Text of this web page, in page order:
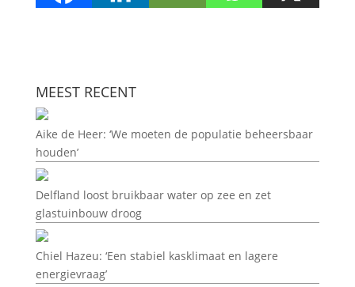
MEEST RECENT
Aike de Heer: ‘We moeten de populatie beheersbaar
houden’
Delfland loost bruikbaar water op zee en zet
glastuinbouw droog
Chiel Hazeu: ‘Een stabiel kasklimaat en lagere
energievraag’